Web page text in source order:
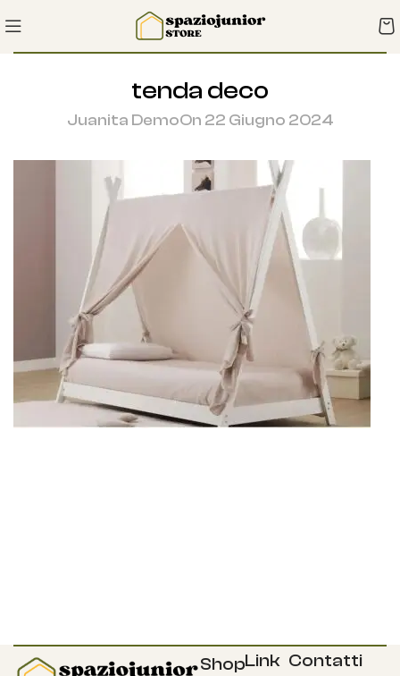
tenda deco
Juanita DemoOn 22 Giugno 2024
ShopLink Contatti